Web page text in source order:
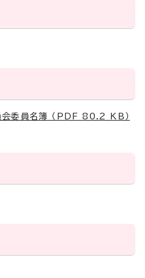
会委員名簿 （PDF 80.2 KB）